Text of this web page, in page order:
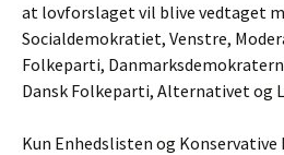
at lovforslaget vil blive vedtaget
Socialdemokratiet, Venstre,
Folkeparti,
Dansk Folkeparti, Alternativet og
Kun Enhedslisten og